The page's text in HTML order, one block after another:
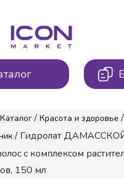
Каталог / Красота и здоровье /
/ Гидролат
с комплексом
150 мл